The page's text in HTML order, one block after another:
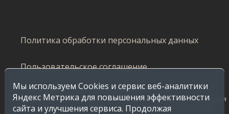
Политика обработки персональных данных
Пользовательское соглашение
Сайт не является публичной офертой и несет
ознакомительный характер, стоимость продукции, указанная
в каталоге, распространяется на продажу по Воронежской
Мы используем Cookies и сервис веб-аналитики
Яндекс Метрика для повышения эффективности
сайта и улучшения сервиса. Продолжая